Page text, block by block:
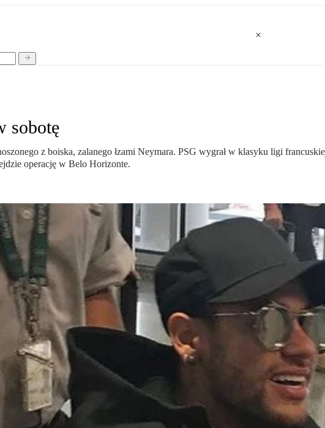
sobotę
z boiska, zalanego łzami Neymara. PSG wygrał w klasyku ligi
operację w Belo Horizonte.